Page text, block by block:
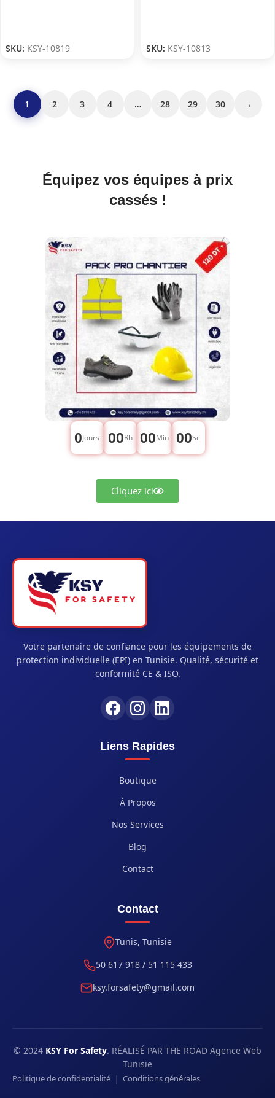
SKU: KSY-10819 SKU: KSY-10813
1 2 3 4 … 28 29 30 →
Équipez vos équipes à prix
cassés !
0Jours 00Rh 00Min 00Sc
Cliquez ici
Votre partenaire de confiance pour les équipements de
protection individuelle (EPI) en Tunisie. Qualité, sécurité et
conformité CE & ISO.
Liens Rapides
Boutique
À Propos
Nos Services
Blog
Contact
Contact
Tunis, Tunisie
50 617 918 / 51 115 433
ksy.forsafety@gmail.com
© 2024 KSY For Safety. RÉALISÉ PAR THE ROAD Agence Web
Tunisie
Politique de confidentialité | Conditions générales